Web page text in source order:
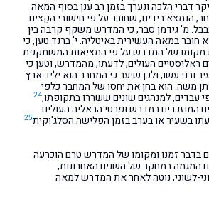
דברי הלכה ונערך בזמן רב ענן בסוף המאה
הנמצא בידינו, שחובר על פי חישובי הקִצים
בשנת 974 בבבל. מ' גידמן סבר, כי המדרש משקף קרבה בין
חובר במאה העשירית באיטליה. י' ברנד טען, כי
מקומו של המדרש על פי המציאות המשתקפת
ראליסטיים העולים, לדעתו, מהמדרש, וטען כי
ובני עשו, ולכן שיער כי המחבר הוא יליד ארץ
משה. הוא בחן את יחסו של המחבר כלפי
עבדים, למנהגים שונים ששררו בתקופתו,24
המוזכרים במדרש ופרטי הראליה העולים
בשעיר או בערב בזמן הפלישה הסלג'וקית25
בדבר זמנו ומקומו של המדרש טרם הוכרעה
המגמה במחקר של השנים האחרונות,
לשוני, נוטה לאחר את המדרש למאה